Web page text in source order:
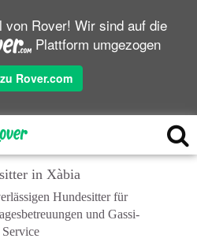
von Rover! Wir sind auf die
Plattform umgezogen
Rover.com
in Xàbia
Hundesitter für
und Gassi-
Service